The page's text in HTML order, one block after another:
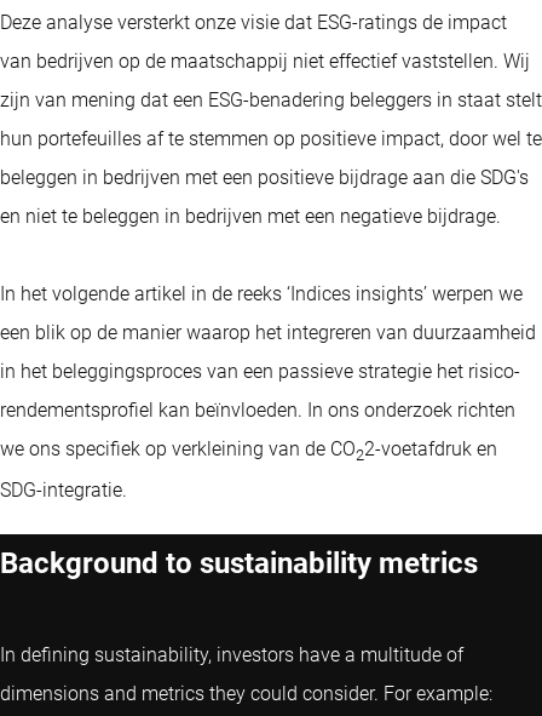
Deze analyse versterkt onze visie dat ESG-ratings de impact
van bedrijven op de maatschappij niet effectief vaststellen. Wij
zijn van mening dat een ESG-benadering beleggers in staat stelt
hun portefeuilles af te stemmen op positieve impact, door wel te
beleggen in bedrijven met een positieve bijdrage aan die SDG's
en niet te beleggen in bedrijven met een negatieve bijdrage.
In het volgende artikel in de reeks ‘Indices insights’ werpen we
een blik op de manier waarop het integreren van duurzaamheid
in het beleggingsproces van een passieve strategie het risico-
rendementsprofiel kan beïnvloeden. In ons onderzoek richten
we ons specifiek op verkleining van de CO22-voetafdruk en
SDG-integratie.
Background to sustainability metrics
In defining sustainability, investors have a multitude of
dimensions and metrics they could consider. For example: